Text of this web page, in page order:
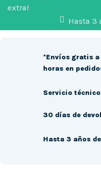
extra!
Hasta 3
*Envíos gratis
horas en
Servicio
30 días de
Hasta 3 años